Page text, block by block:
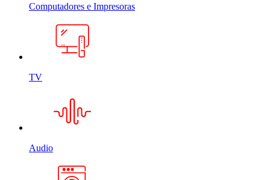
Computadores e Impresoras
TV
Audio